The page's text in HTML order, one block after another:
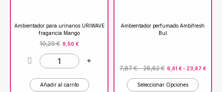
Ambientador para urinarios URIWAVE
fragancia Mango
10,29€ 9,50 €
Añadir al carrito
Ambientador perfumado Ambifresh
Bul
7,87€ -26,62€ 6,41 € - 23,47 €
Seleccionar Opciones